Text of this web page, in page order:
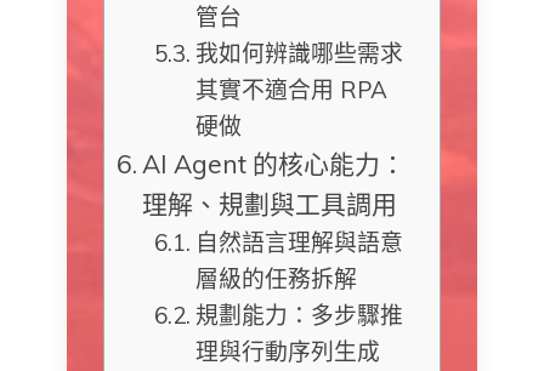
管台
我如何辨識哪些需求
其實不適合用 RPA
硬做
AI Agent 的核心能力：
理解、規劃與工具調用
自然語言理解與語意
層級的任務拆解
規劃能力：多步驟推
理與行動序列生成